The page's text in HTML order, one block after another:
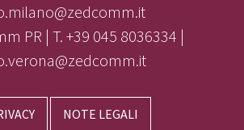
PR | T. +39 045 8036334 |
NOTE LEGALI